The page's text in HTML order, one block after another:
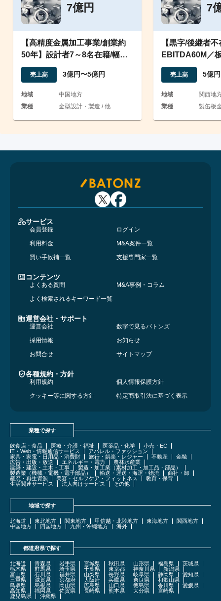
7億円
【高精度金属加工事業/創業約
50年】設計者7～8名在籍/幅広
い業界に実績あり
売上高 3億円〜5億円
地域
中国地方
業種
金型設計・製造 / 他
7
【黒字/後継者
EBITDA60M／
／設備投資によ
売上高 5億
地域
関西地
業種
製缶板
サービス
会員登録
ログイン
利用料金
M&A案件一覧
買い手候補一覧
支援専門家一覧
コンテンツ
よくある質問
M&A事例・コラム
よく検索されるキーワード一覧
運営会社・サポート
運営会社
数字で見るバトンズ
採用情報
お知らせ
お問合せ
サイトマップ
各種規約・方針
利用規約
個人情報保護方針
クッキー等に関する方針
特定商取引法に基づく表示
業種で探す
飲食店・食品 医療・介護・福祉 医薬品・化学
小売・EC
IT・Web・情報通信サービス
アパレル・ファッション
家具・家電・日用品・消費財
旅行・娯楽・レジャー 不動産
金融
広告・出版・放送
エネルギー・電力
農林水産業
建築・建設・土木・工事
製造・加工業（素材加工・加工品・部品）
製造業（機械・電機・電子部品）
輸送・運送・海運・物流
商社・卸
産廃・再生資源
美容・セルフケア・フィットネス
教育・保育
生活関連サービス
法人向けサービス その他
地域で探す
北海道 東北地方 関東地方 甲信越・北陸地方 東海地方
関西地方
中国地方
四国地方 九州・沖縄地方 海外
都道府県で探す
北海道 青森県 岩手県 宮城県 秋田県 山形県 福島県
茨城県
栃木県
群馬県 埼玉県 千葉県 東京都 神奈川県
新潟県
富山県
石川県 福井県 山梨県 長野県 岐阜県 静岡県
愛知県
三重県
滋賀県 京都府 大阪府 兵庫県 奈良県
和歌山県
鳥取県
島根県 岡山県 広島県 山口県 徳島県 香川県
愛媛県
高知県
福岡県 佐賀県 長崎県 熊本県 大分県
宮崎県
鹿児島県
沖縄県